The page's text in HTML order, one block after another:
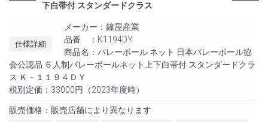
下白帯付 スタンダードクラス
仕様詳細
メーカー：鐘屋産業
品番 ：K1194DY
商品名：バレーボール ネット 日本バレーボール協
会公認品 ６人制バレーボールネット上下白帯付 スタンダードクラ
ス Ｋ－１１９４ＤＹ
税別定価：33000円（2023年度時）
販売価格：販売店舗により異なります